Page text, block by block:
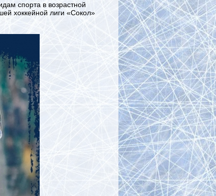
спорта в возрастной
хоккейной лиги «Сокол»